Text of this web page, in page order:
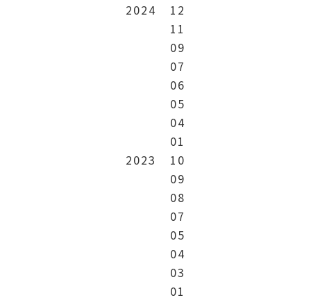
2024
12
11
09
07
06
05
04
01
2023
10
09
08
07
05
04
03
01